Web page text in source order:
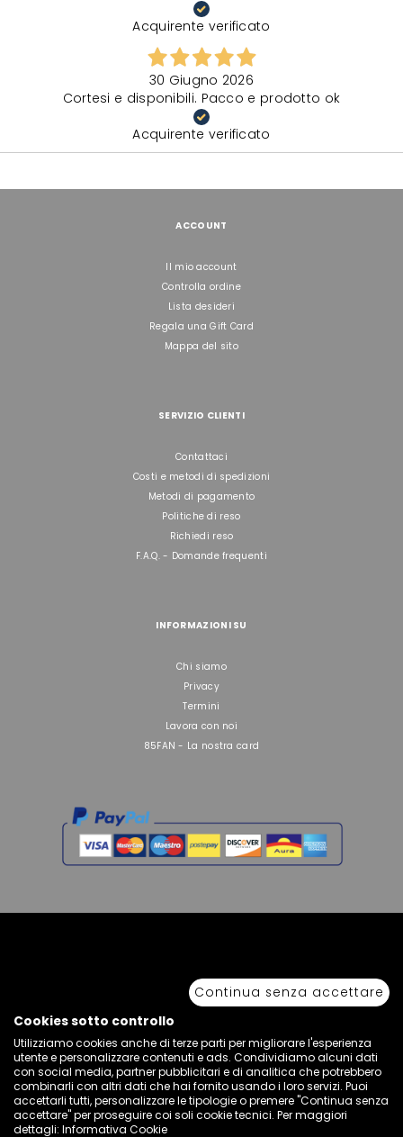
Acquirente verificato
30 Giugno 2026
Cortesi e disponibili. Pacco e prodotto ok
Acquirente verificato
ACCOUNT
Il mio account
Controlla ordine
Lista desideri
Regala una Gift Card
Mappa del sito
SERVIZIO CLIENTI
Contattaci
Costi e metodi di spedizioni
Metodi di pagamento
Politiche di reso
Richiedi reso
F.A.Q. - Domande frequenti
INFORMAZIONI SU
Chi siamo
Privacy
Termini
Lavora con noi
85FAN - La nostra card
anche parziale.
Via Piave Km 68,600 • 04100 Latina, Italia | P.IVA 01222400598 • N° REA LT -
77855
Continua senza accettare
Cookies sotto controllo
Utilizziamo cookies anche di terze parti per migliorare l'esperienza
utente e personalizzare contenuti e ads. Condividiamo alcuni dati
con social media, partner pubblicitari e di analitica che potrebbero
combinarli con altri dati che hai fornito usando i loro servizi. Puoi
accettarli tutti, personalizzare le tipologie o premere "Continua senza
accettare" per proseguire coi soli cookie tecnici. Per maggiori
dettagli: Informativa Cookie